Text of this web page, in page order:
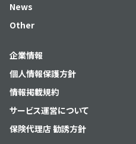
News
Other
企業情報
個人情報保護方針
情報掲載規約
サービス運営について
保険代理店 勧誘方針